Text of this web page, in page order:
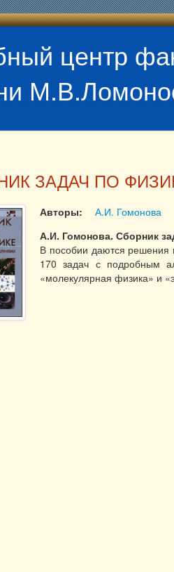
центр
ЗАДАЧ ПО
Авторы:
А.И. Гомонова
А.И. Гомонова. Сборник
В пособии даются решения
170 задач с подробным
«молекулярная физика» и